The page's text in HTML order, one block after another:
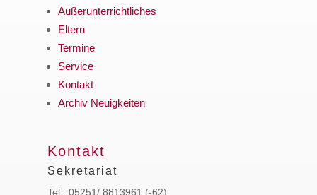
Außerunterrichtliches
Eltern
Termine
Service
Kontakt
Archiv Neuigkeiten
Kontakt
Sekretariat
Tel.: 05251/ 8813961 (-62)